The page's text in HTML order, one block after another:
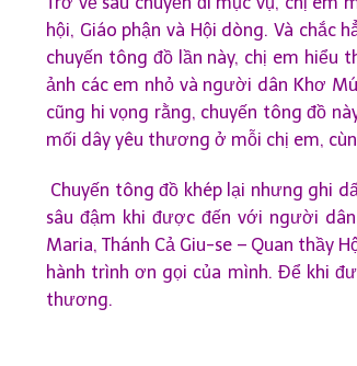
hội, Giáo phận và Hội dòng. Và chắc
chuyến tông đồ lần này, chị em hiểu
ảnh các em nhỏ và người dân Khơ
cũng hi vọng rằng, chuyến tông đồ
mối dây yêu thương ở mỗi chị em,
Chuyến tông đồ khép lại nhưng ghi
sâu đậm khi được đến với người
Maria, Thánh Cả Giu-se – Quan thầy
hành trình ơn gọi của mình. Để khi
thương.